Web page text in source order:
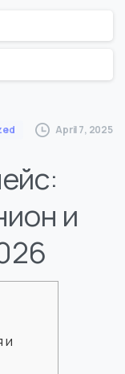
April 7, 2025
и
и